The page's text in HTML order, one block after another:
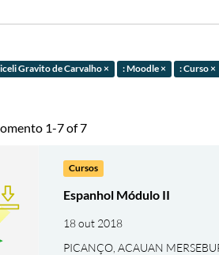
Gravito de Carvalho × : Moodle × : Curso ×
1-7 of 7
Cursos
Espanhol Módulo II
18 out 2018
PICANÇO, ACAUAN